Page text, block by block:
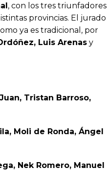
, con los tres triunfadores
provincias. El jurado
ya es tradicional, por
Luis Arenas y
Tristan Barroso,
Moli de Ronda, Ángel
Nek Romero, Manuel